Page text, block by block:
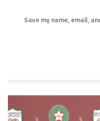
Save my name, email,